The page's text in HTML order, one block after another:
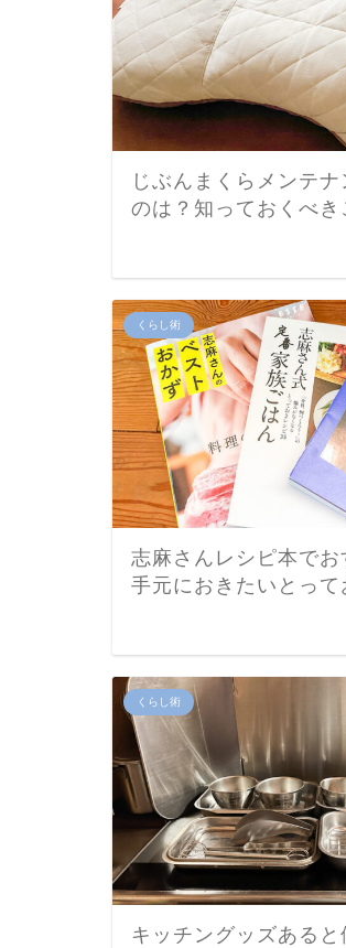
じぶんまくらメンテ
のは？知っておくべき
くらし術
志麻さんレシピ本でお
手元におきたいとって
くらし術
キッチングッズあると